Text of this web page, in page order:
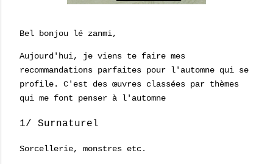
Bel bonjou lé zanmi,
Aujourd'hui, je viens te faire mes
recommandations parfaites pour l'automne qui se
profile. C'est des œuvres classées par thèmes
qui me font penser à l'automne
1/ Surnaturel
Sorcellerie, monstres etc.